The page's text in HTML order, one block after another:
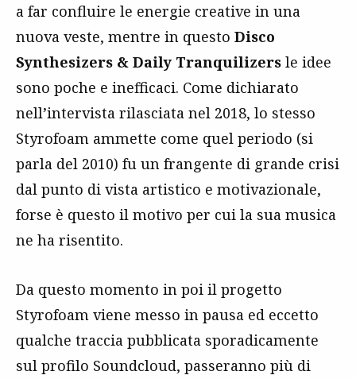
a far confluire le energie creative in una
nuova veste, mentre in questo Disco
Synthesizers & Daily Tranquilizers le idee
sono poche e inefficaci. Come dichiarato
nell’intervista rilasciata nel 2018, lo stesso
Styrofoam ammette come quel periodo (si
parla del 2010) fu un frangente di grande crisi
dal punto di vista artistico e motivazionale,
forse è questo il motivo per cui la sua musica
ne ha risentito.
Da questo momento in poi il progetto
Styrofoam viene messo in pausa ed eccetto
qualche traccia pubblicata sporadicamente
sul profilo Soundcloud, passeranno più di